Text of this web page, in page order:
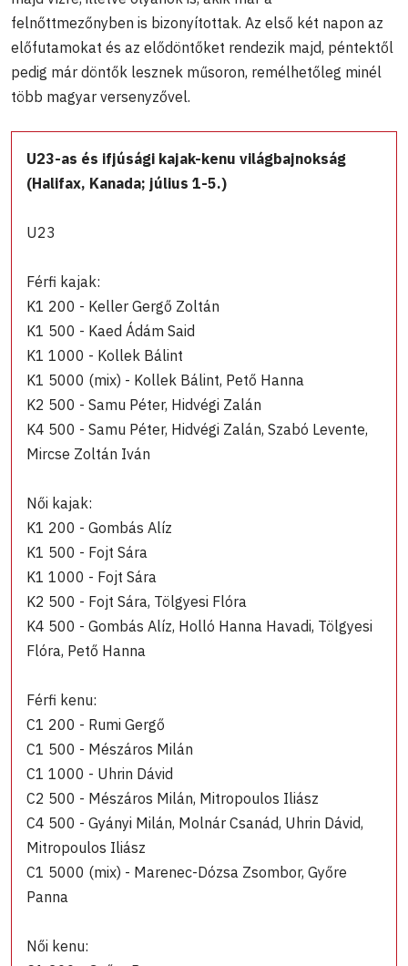
felnőttmezőnyben is bizonyítottak. Az első két napon az
előfutamokat és az elődöntőket rendezik majd, péntektől
pedig már döntők lesznek műsoron, remélhetőleg minél
több magyar versenyzővel.
U23-as és ifjúsági kajak-kenu világbajnokság
(Halifax, Kanada; július 1-5.)
U23
Férfi kajak:
K1 200 - Keller Gergő Zoltán
K1 500 - Kaed Ádám Said
K1 1000 - Kollek Bálint
K1 5000 (mix) - Kollek Bálint, Pető Hanna
K2 500 - Samu Péter, Hidvégi Zalán
K4 500 - Samu Péter, Hidvégi Zalán, Szabó Levente,
Mircse Zoltán Iván
Női kajak:
K1 200 - Gombás Alíz
K1 500 - Fojt Sára
K1 1000 - Fojt Sára
K2 500 - Fojt Sára, Tölgyesi Flóra
K4 500 - Gombás Alíz, Holló Hanna Havadi, Tölgyesi
Flóra, Pető Hanna
Férfi kenu:
C1 200 - Rumi Gergő
C1 500 - Mészáros Milán
C1 1000 - Uhrin Dávid
C2 500 - Mészáros Milán, Mitropoulos Iliász
C4 500 - Gyányi Milán, Molnár Csanád, Uhrin Dávid,
Mitropoulos Iliász
C1 5000 (mix) - Marenec-Dózsa Zsombor, Győre
Panna
Női kenu: